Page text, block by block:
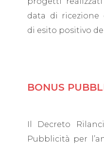
data di ricezione
di esito positivo
BONUS
Il Decreto
Pubblicità per